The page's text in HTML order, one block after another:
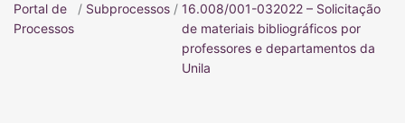
Portal de
ProcessosPortal de Processos
/ Subprocessos / 16.008/001-032022 – Solicitação
de materiais bibliográficos por
professores e departamentos da
Unila